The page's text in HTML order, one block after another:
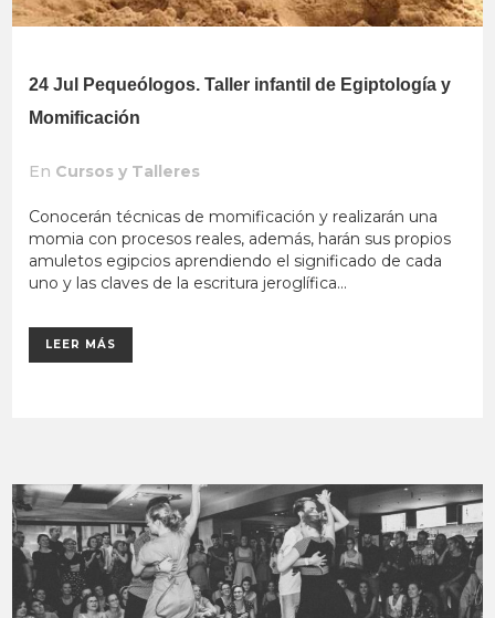
24 Jul
Pequeólogos. Taller infantil de Egiptología y
Momificación
En Cursos y Talleres
Conocerán técnicas de momificación y realizarán una
momia con procesos reales, además, harán sus propios
amuletos egipcios aprendiendo el significado de cada
uno y las claves de la escritura jeroglífica...
LEER MÁS